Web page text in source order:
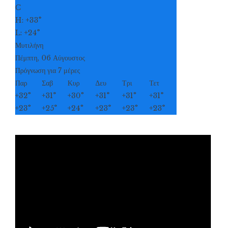
C
H: +33°
L: +24°
Μυτιλήνη
Πέμπτη, 06 Αύγουστος
Πρόγνωση για 7 μέρες
Παρ
Σαβ Κυρ Δευ Τρι
Τετ
+32° +31° +30° +31° +31° +31°
+23° +25° +24° +23° +23° +23°